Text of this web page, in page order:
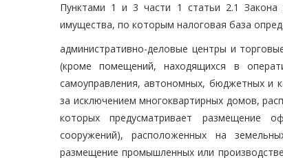
Пунктами 1 и 3 части 1 статьи 2.1
имущества, по которым налоговая база
административно-деловые центры и
(кроме помещений, находящихся в
самоуправления, автономных, бюджетных и
за исключением многоквартирных домов,
которых предусматривает размещение
сооружений), расположенных на
размещение промышленных или